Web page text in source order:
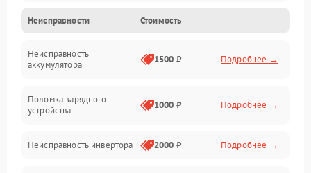
Работа с нагрузкой
Звук и индикация
Неисправности Стоимость
Неисправность
аккумулятора
1500 ₽ Подробнее →
Поломка зарядного
устройства
1000 ₽ Подробнее →
Неисправность инвертора 2000 ₽ Подробнее →